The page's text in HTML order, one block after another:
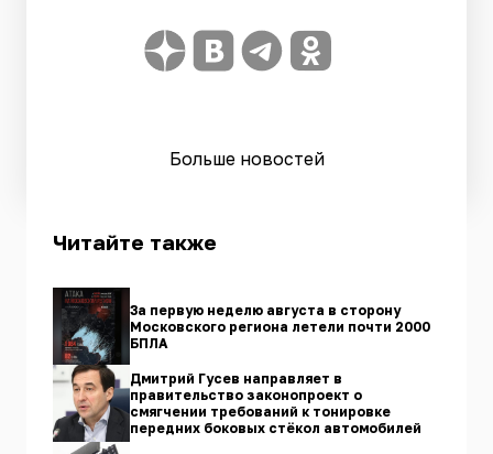
Больше новостей
Читайте также
За первую неделю августа в сторону
Московского региона летели почти 2000
БПЛА
Дмитрий Гусев направляет в
правительство законопроект о
смягчении требований к тонировке
передних боковых стёкол автомобилей